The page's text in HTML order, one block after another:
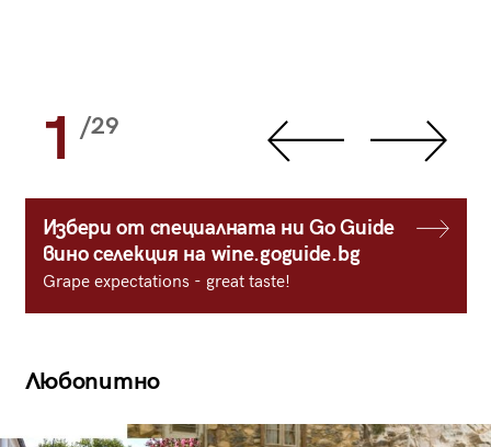
1 /29
Избери от специалната ни Go Guide
вино селекция на wine.goguide.bg
Grape expectations - great taste!
Любопитно